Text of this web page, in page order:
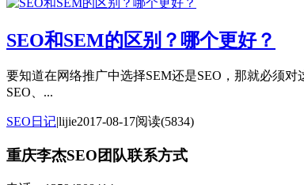
SEO和SEM的区别？哪个更好？
要知道在网络推广中选择SEM还是SEO，那就必须
SEO、...
SEO日记|lijie2017-08-17阅读(5834)
重庆李杰SEO团队联系方式